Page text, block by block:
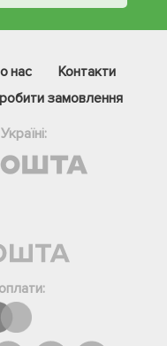
нас
Контакти
замовлення
Телеграм
Вайбер